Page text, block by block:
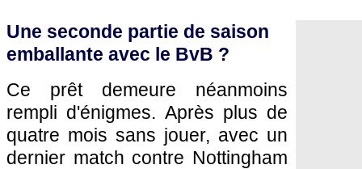
Une seconde partie de saison
emballante avec le BvB ?
Ce prêt demeure néanmoins
rempli d'énigmes. Après plus de
quatre mois sans jouer, avec un
dernier match contre Nottingham